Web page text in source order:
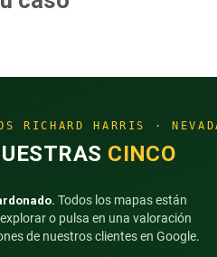
RICHARD HARRIS ·
CINCO
Todos los mapas están
o pulsa en una valoración
de nuestros clientes en Google.